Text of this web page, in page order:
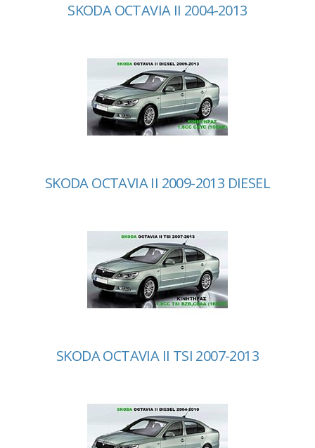
SKODA OCTAVIA II 2004-2013
SKODA OCTAVIA II 2009-2013 DIESEL
SKODA OCTAVIA II TSI 2007-2013